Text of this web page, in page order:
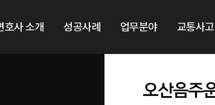
호사 소개 성공사례 업무분야 교통사
오산음주